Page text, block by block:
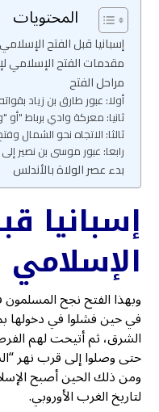
المحتويات
إسبانيا قبل الفتح الإسلامي
مقدمات الفتح الإسلامي
مراحل الفتح
أولا: عبور طارق بن زياد
ثانيا: معركة وادي برباط
ثالثا: الاتجاه نحو الشمال
رابعا: عبور موسى بن نصير
بدء عصر الولاة بالأندلس
إسبانيا
الإسلامي
وبهذا الفتح نجح المسلمون
في حين فشلوا في دخولها
الشرق، ثم أتيحت لهم
حتى وصلوا إلى قرب نهر
ومن ذلك الحين أصبح
لتاريخ الغرب الأوروبي.